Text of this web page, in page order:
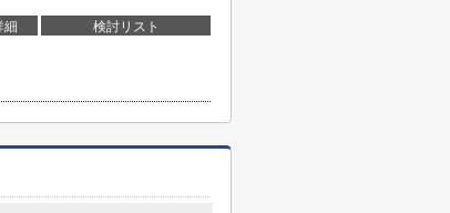
細 検討リスト